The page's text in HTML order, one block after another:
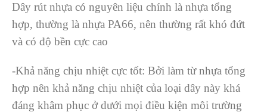
Dây rút nhựa có nguyên liệu chính là nhựa tổng
hợp, thường là nhựa PA66, nên thường rất khó đứt
và có độ bền cực cao
-Khả năng chịu nhiệt cực tốt: Bởi làm từ nhựa tổng
hợp nên khả năng chịu nhiệt của loại dây này khá
đáng khâm phục ở dưới mọi điều kiện môi trường